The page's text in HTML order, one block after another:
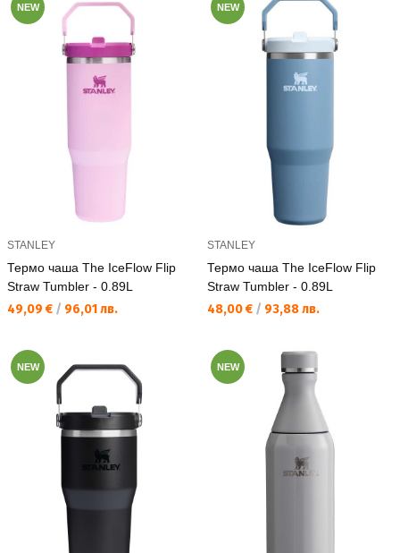
NEW
STANLEY
Термо чаша The IceFlow Flip
Straw Tumbler - 0.89L
Текуща цена:
49,09 € / 96,01 лв.
NEW
STANLEY
Термо чаша The IceFlow Flip
Straw Tumbler - 0.89L
Текуща цена:
48,00 € / 93,88 лв.
NEW NEW